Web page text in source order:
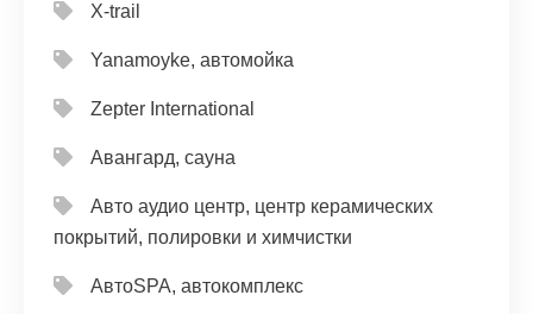
X-trail
Yanamoyke, автомойка
Zepter International
Авангард, сауна
Авто аудио центр, центр керамических
покрытий, полировки и химчистки
АвтоSPA, автокомплекс